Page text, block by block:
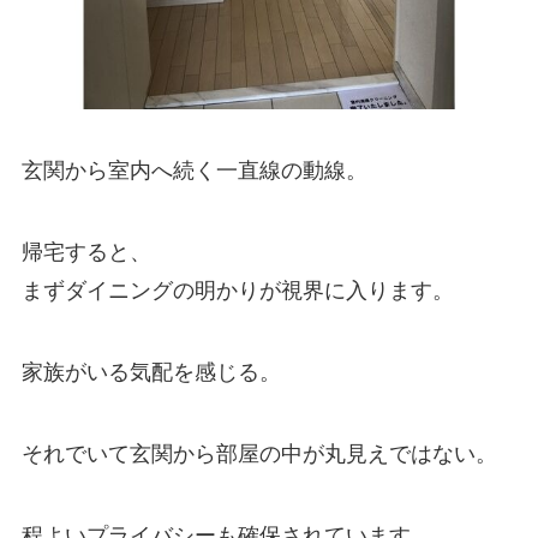
玄関から室内へ続く一直線の動線。
帰宅すると、
まずダイニングの明かりが視界に入ります。
家族がいる気配を感じる。
それでいて玄関から部屋の中が丸見えではない。